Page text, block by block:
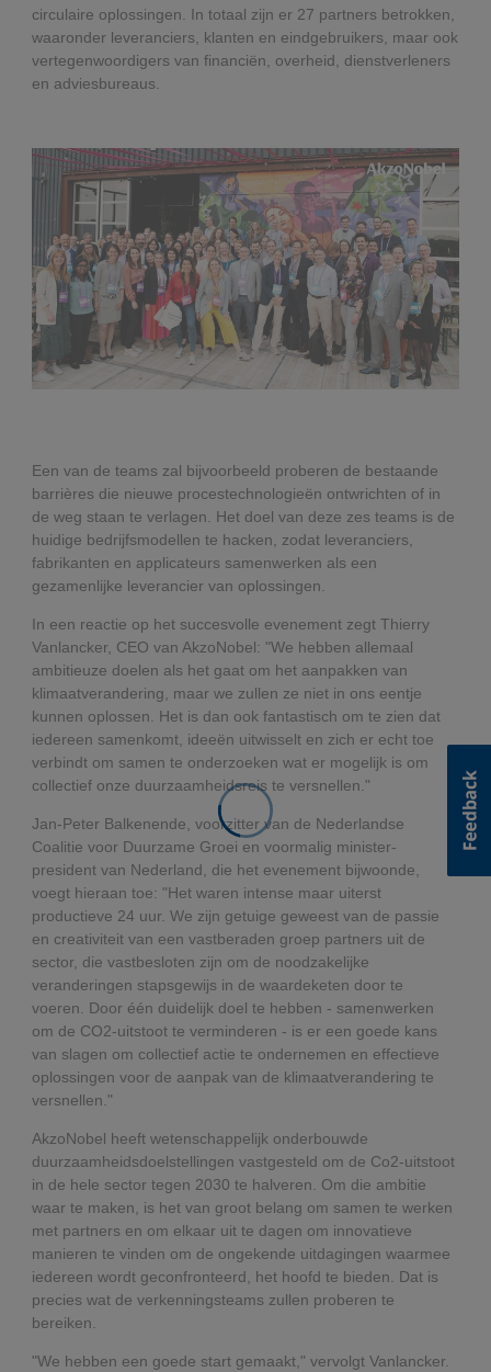
circulaire oplossingen. In totaal zijn er 27 partners betrokken,
waaronder leveranciers, klanten en eindgebruikers, maar ook
vertegenwoordigers van financiën, overheid, dienstverleners
en adviesbureaus.
Een van de teams zal bijvoorbeeld proberen de bestaande
barrières die nieuwe procestechnologieën ontwrichten of in
de weg staan te verlagen. Het doel van deze zes teams is de
huidige bedrijfsmodellen te hacken, zodat leveranciers,
fabrikanten en applicateurs samenwerken als een
gezamenlijke leverancier van oplossingen.
In een reactie op het succesvolle evenement zegt Thierry
Vanlancker, CEO van AkzoNobel: "We hebben allemaal
ambitieuze doelen als het gaat om het aanpakken van
klimaatverandering, maar we zullen ze niet in ons eentje
kunnen oplossen. Het is dan ook fantastisch om te zien dat
iedereen samenkomt, ideeën uitwisselt en zich er echt toe
verbindt om samen te onderzoeken wat er mogelijk is om
collectief onze duurzaamheidsreis te versnellen."
Jan-Peter Balkenende, voorzitter van de Nederlandse
Coalitie voor Duurzame Groei en voormalig minister-
president van Nederland, die het evenement bijwoonde,
voegt hieraan toe: "Het waren intense maar uiterst
productieve 24 uur. We zijn getuige geweest van de passie
en creativiteit van een vastberaden groep partners uit de
sector, die vastbesloten zijn om de noodzakelijke
veranderingen stapsgewijs in de waardeketen door te
voeren. Door één duidelijk doel te hebben - samenwerken
om de CO2-uitstoot te verminderen - is er een goede kans
van slagen om collectief actie te ondernemen en effectieve
oplossingen voor de aanpak van de klimaatverandering te
versnellen."
AkzoNobel heeft wetenschappelijk onderbouwde
duurzaamheidsdoelstellingen vastgesteld om de Co2-uitstoot
in de hele sector tegen 2030 te halveren. Om die ambitie
waar te maken, is het van groot belang om samen te werken
met partners en om elkaar uit te dagen om innovatieve
manieren te vinden om de ongekende uitdagingen waarmee
iedereen wordt geconfronteerd, het hoofd te bieden. Dat is
precies wat de verkenningsteams zullen proberen te
bereiken.
"We hebben een goede start gemaakt," vervolgt Vanlancker.